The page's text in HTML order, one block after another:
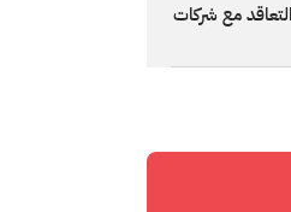
مع شركات